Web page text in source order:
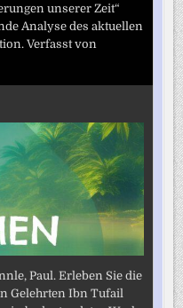
unserer Zeit“
Analyse des aktuellen
Verfasst von
Paul. Erleben Sie die
Gelehrten Ibn Tufail